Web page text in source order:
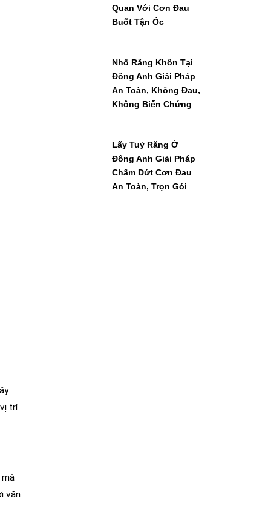
trí
văn
Quan Với Cơn Đau
Buốt Tận Óc
Nhổ Răng Khôn Tại
Đông Anh Giải Pháp
An Toàn, Không Đau,
Không Biến Chứng
Lấy Tuỷ Răng Ở
Đông Anh Giải Pháp
Chấm Dứt Cơn Đau
An Toàn, Trọn Gói